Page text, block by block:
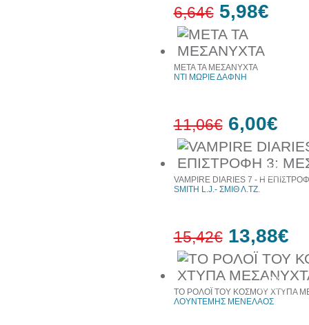
10%
6,64€ 5,98€
46%
έκπτωση
ΜΕΤΑ ΤΑ ΜΕΣΑΝΥΧΤΑ
ΝΤΙ ΜΩΡΙΕ ΔΑΦΝΗ
11,06€ 6,00€
10%
έκπτωση
VAMPIRE DIARIES 7 - Η
SMITH L.J.- ΣΜΙΘ Λ.ΤΖ.
15,42€ 13,88€
ΤΟ ΡΟΛΟΪ ΤΟΥ ΚΟΣΜΟΥ ΧΤΥΠΑ
ΛΟΥΝΤΕΜΗΣ ΜΕΝΕΛΑΟΣ